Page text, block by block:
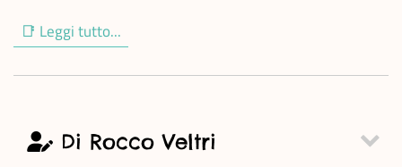
📑 Leggi tutto...
Di Rocco Veltri